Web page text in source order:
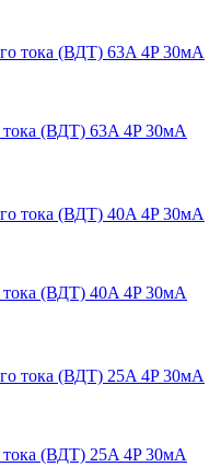
(ВДТ) 63A 4P 30мА
(ВДТ) 40A 4P 30мА
(ВДТ) 25A 4P 30мА